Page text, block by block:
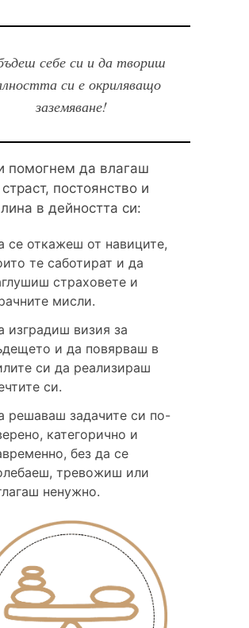
себе си и да твориш
си е окриляващо
заземяване!
помогнем да влагаш
постоянство и
в дейността си:
се откажеш от навиците,
те саботират и да
страховете и
мисли.
изградиш визия за
и да повярваш в
си да реализираш
си.
решаваш задачите си по-
категорично и
без да се
тревожиш или
ненужно.